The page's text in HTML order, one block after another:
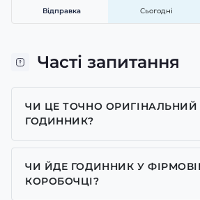
Відправка Сьогодні
Часті запитання
ЧИ ЦЕ ТОЧНО ОРИГІНАЛЬНИЙ
ГОДИННИК?
Так, усі годинники у нас лише
представником багатьох брендів.
ЧИ ЙДЕ ГОДИННИК У
КОРОБОЧЦІ?